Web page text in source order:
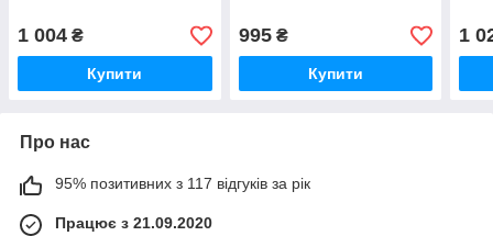
1 004 ₴
Купити
995₴
Купити
1
Про нас
95% позитивних з 117 відгуків за рік
Працює з 21.09.2020